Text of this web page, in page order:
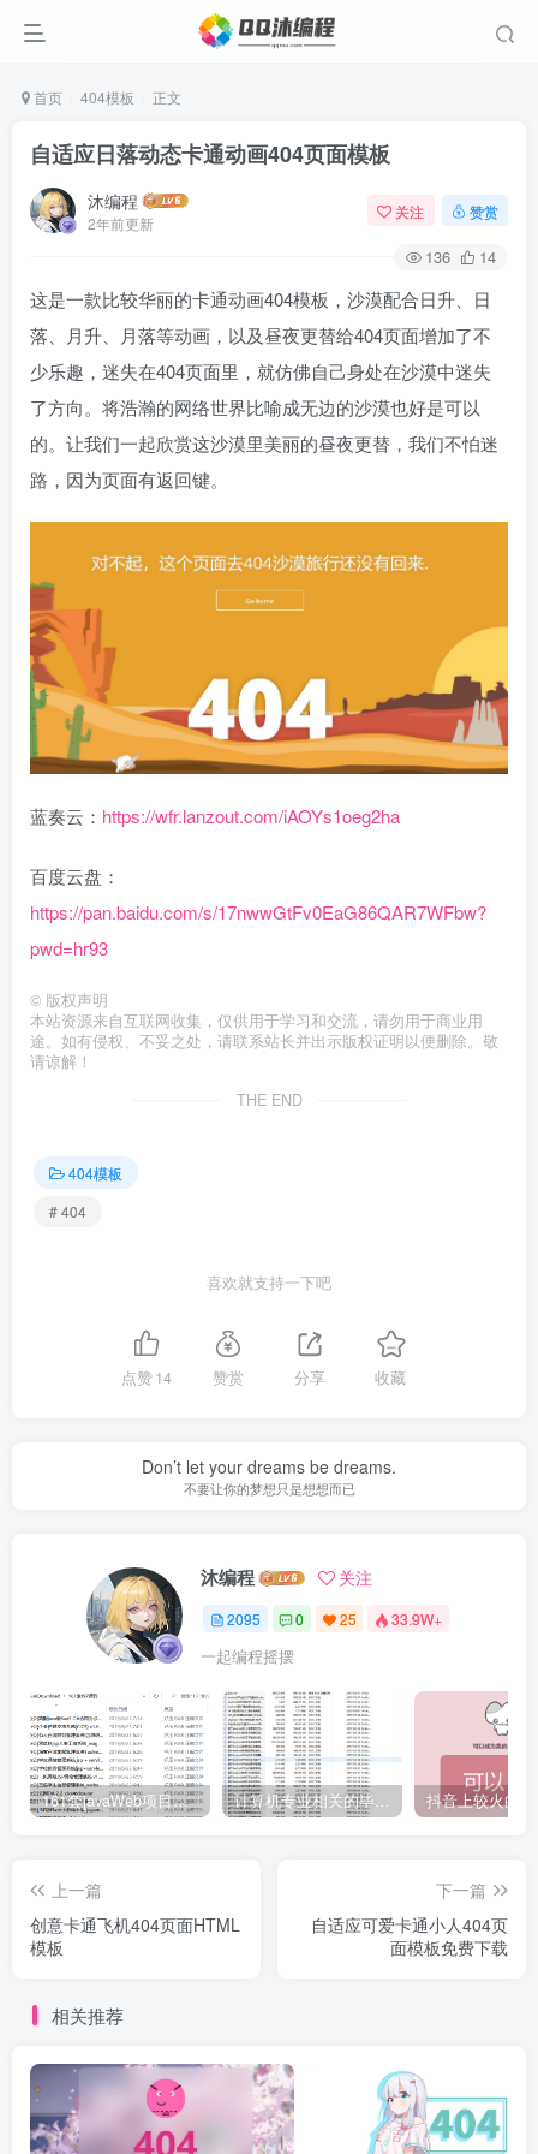
首页 404模板 正文
自适应日落动态卡通动画404页面模板
沐编程
2年前更新
关注 赞赏
136 14
这是一款比较华丽的卡通动画404模板，沙漠配合日升、日
落、月升、月落等动画，以及昼夜更替给404页面增加了不
少乐趣，迷失在404页面里，就仿佛自己身处在沙漠中迷失
了方向。将浩瀚的网络世界比喻成无边的沙漠也好是可以
的。让我们一起欣赏这沙漠里美丽的昼夜更替，我们不怕迷
路，因为页面有返回键。
蓝奏云： https://wfr.lanzout.com/iAOYs1oeg2ha
百度云盘：
https://pan.baidu.com/s/17nwwGtFv0EaG86QAR7WFbw?
pwd=hr93
© 版权声明
本站资源来自互联网收集，仅供用于学习和交流，请勿用于商业用
途。如有侵权、不妥之处，请联系站长并出示版权证明以便删除。敬
请谅解！
THE END
404模板
# 404
喜欢就支持一下吧
点赞14 赞赏 分享 收藏
Don’t let your dreams be dreams.
不要让你的梦想只是想想而已
沐编程 关注
2095 0 25 33.9W+
一起编程摇摆
161套javaWeb项目源码免费分享 计算机专业相关的毕业设计论文合集免费下载
上一篇
创意卡通飞机404页面HTML
模板
下一篇
自适应可爱卡通小人404页
面模板免费下载
相关推荐